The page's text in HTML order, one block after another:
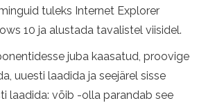
tuleks Internet Explorer
10 ja alustada tavalistel viisidel.
juba kaasatud, proovige
uuesti laadida ja seejärel sisse
laadida: võib -olla parandab see